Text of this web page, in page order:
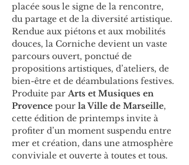
placée sous le signe de la rencontre,
du partage et de la diversité artistique.
Rendue aux piétons et aux mobilités
douces, la Corniche devient un vaste
parcours ouvert, ponctué de
propositions artistiques, d’ateliers, de
bien-être et de déambulations festives.
Produite par Arts et Musiques en
Provence pour la Ville de Marseille,
cette édition de printemps invite à
profiter d’un moment suspendu entre
mer et création, dans une atmosphère
conviviale et ouverte à toutes et tous.